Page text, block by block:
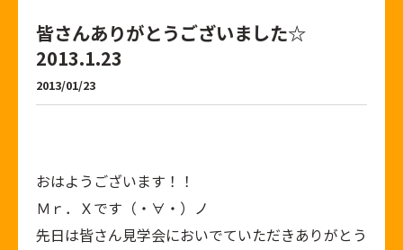
皆さんありがとうございました☆
2013.1.23
2013/01/23
おはようございます！！
Ｍｒ．Ｘです（・∀・）ノ
先日は皆さん見学会においでていただきありがとう